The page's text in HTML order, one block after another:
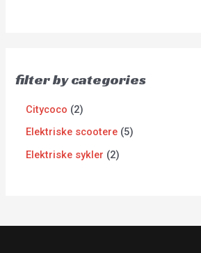
filter by categories
Citycoco
2
Elektriske scootere 5
Elektriske sykler
2